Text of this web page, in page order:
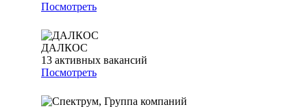
Посмотреть
ДАЛКОС
13 активных вакансий
Посмотреть